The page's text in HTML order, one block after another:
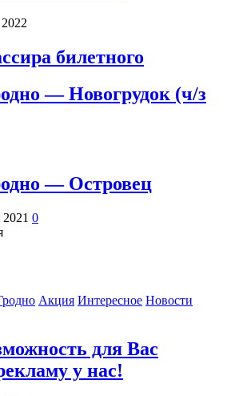
билетного
— Новогрудок (ч/з
— Островец
0
Акция Интересное Новости
для Вас
у нас!